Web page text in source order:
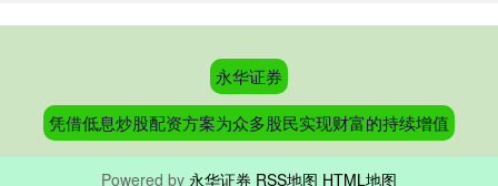
永华证券
凭借低息炒股配资方案为众多股民实现财富的持续增值
Powered by 永华证券 RSS地图 HTML地图